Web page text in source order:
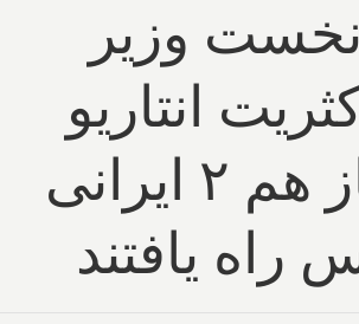
نخست وزیر
انتاریو
شد و باز هم ۲ ایرانی
راه یافتند